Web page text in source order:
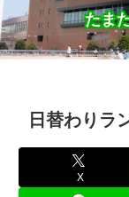
たま
日替わりラ
X